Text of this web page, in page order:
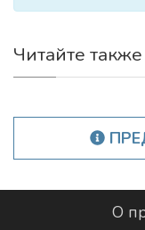
Читайте также
О